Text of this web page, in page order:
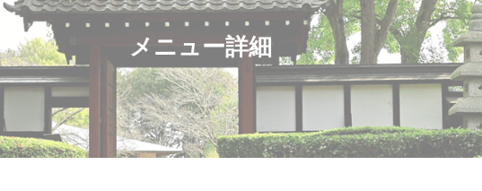
メニュー詳細